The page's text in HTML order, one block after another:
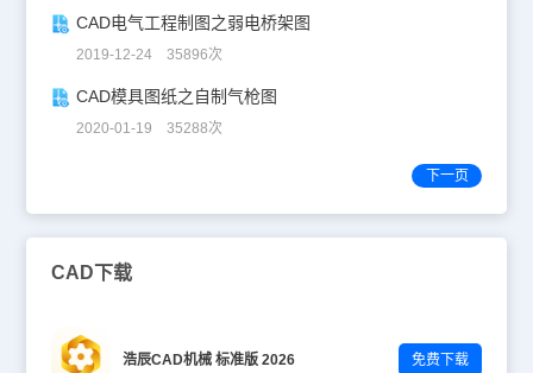
CAD电气工程制图之弱电桥架图
2019-12-24 35896次
CAD模具图纸之自制气枪图
2020-01-19 35288次
下一页
CAD下载
浩辰CAD机械 标准版 2026 免费下载